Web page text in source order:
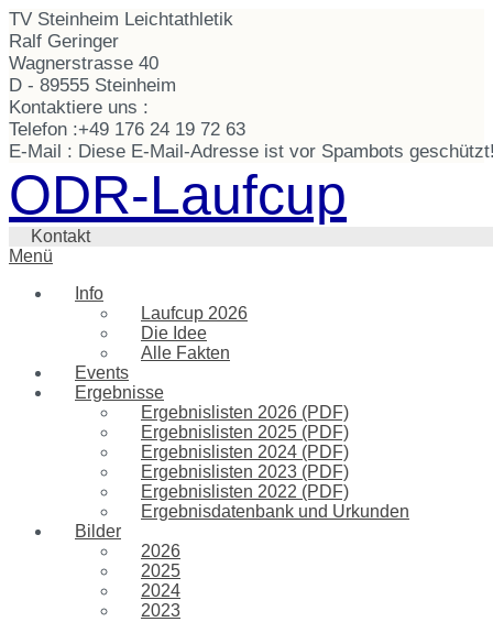
TV Steinheim Leichtathletik
Ralf Geringer
Wagnerstrasse 40
D - 89555 Steinheim
Kontaktiere uns :
Telefon :+49 176 24 19 72 63
E-Mail : Diese E-Mail-Adresse ist vor Spambots
ODR-Laufcup
Kontakt
Menü
Info
Laufcup 2026
Die Idee
Alle Fakten
Events
Ergebnisse
Ergebnislisten 2026 (PDF)
Ergebnislisten 2025 (PDF)
Ergebnislisten 2024 (PDF)
Ergebnislisten 2023 (PDF)
Ergebnislisten 2022 (PDF)
Ergebnisdatenbank und Urkunden
Bilder
2026
2025
2024
2023